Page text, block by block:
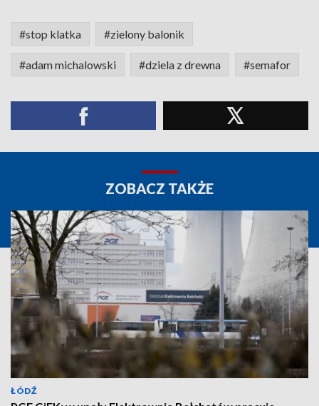
#stop klatka #zielony balonik
#adam michalowski #dziela z drewna #semafor
ZOBACZ TAKŻE
ŁÓDŹ